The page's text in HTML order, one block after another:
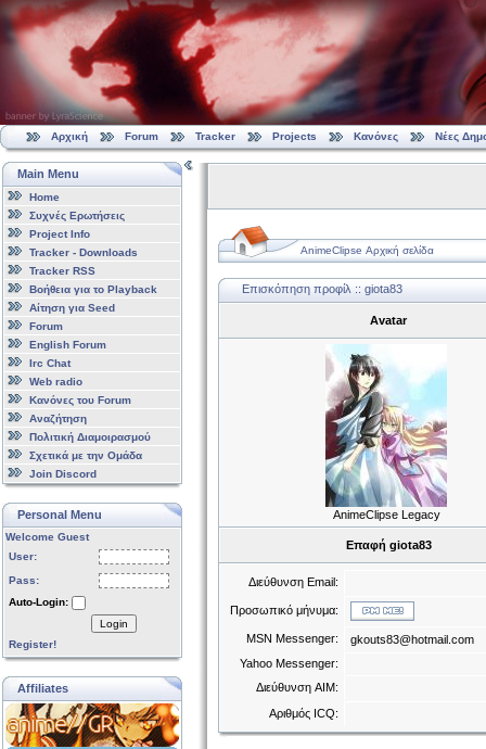
Αρχική Forum Tracker Projects Κανόνες Νέες
Main Menu
Home
Συχνές Ερωτήσεις
Project Info
Tracker - Downloads
Tracker RSS
Βοήθεια για το Playback
Αίτηση για Seed
Forum
English Forum
Irc Chat
Web radio
Κανόνες του Forum
Αναζήτηση
Πολιτική Διαμοιρασμού
Σχετικά με την Ομάδα
Join Discord
Personal Menu
Welcome Guest
User:
Pass:
Auto-Login:
Login
Register!
Affiliates
AnimeClipse Αρχική σελίδα
Επισκόπηση προφίλ :: giota83
Avatar
AnimeClipse Legacy
Επαφή giota83
Διεύθυνση Email:
Προσωπικό μήνυμα:
MSN Messenger:
gkouts83@hotmail.com
Yahoo Messenger:
Διεύθυνση AIM:
Αριθμός ICQ: